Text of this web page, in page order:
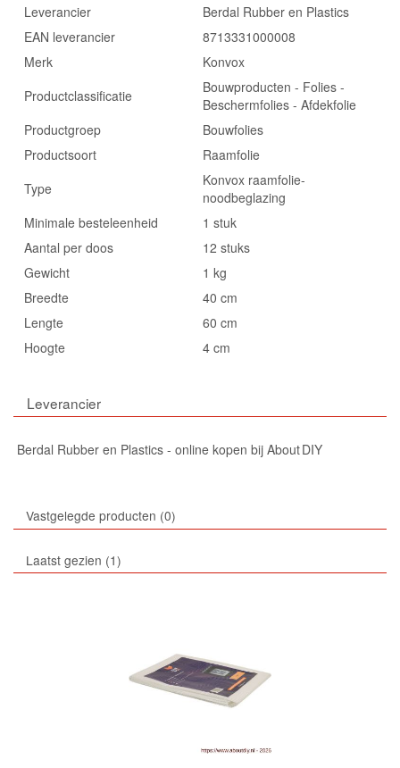
Leverancier
Berdal Rubber en Plastics
EAN leverancier
8713331000008
Merk
Konvox
Productclassificatie
Bouwproducten - Folies -
Beschermfolies - Afdekfolie
Productgroep
Bouwfolies
Productsoort
Raamfolie
Type
Konvox raamfolie-
noodbeglazing
Minimale besteleenheid
1 stuk
Aantal per doos
12 stuks
Gewicht
1 kg
Breedte
40 cm
Lengte
60 cm
Hoogte
4 cm
Leverancier
Berdal Rubber en Plastics - online kopen bij About DIY
Vastgelegde producten 0
Laatst gezien 1